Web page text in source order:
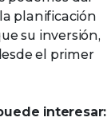
planificación
su inversión,
el primer
interesar: